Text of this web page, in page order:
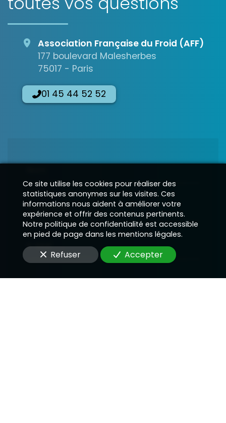
Téléphone
E-Mail
Association Française du Froid (AFF)
177 boulevard Malesherbes
75017 - Paris
01 45 44 52 52
Ce site utilise les cookies pour réaliser des
statistiques anonymes sur les visites. Ces
informations nous aident à améliorer votre
expérience et offrir des contenus pertinents.
Notre politique de confidentialité est accessible
en pied de page dans les mentions légales.
Refuser Accepter